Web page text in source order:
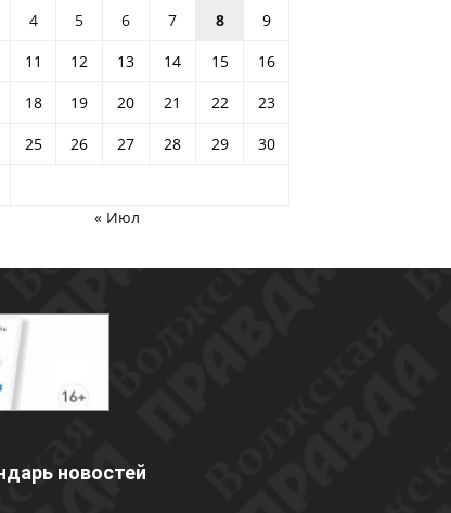
4 5 6 7 8
9
11 12 13 14 15
16
18 19 20 21 22
23
25 26 27 28 29
30
« Июл
новостей